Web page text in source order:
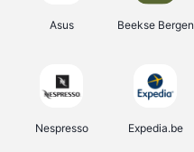
Asus Beekse Bergen
Nespresso Expedia.be